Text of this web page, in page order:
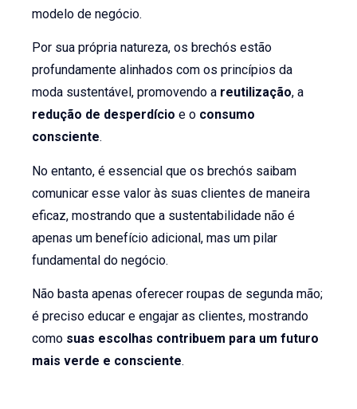
modelo de negócio.
Por sua própria natureza, os brechós estão
profundamente alinhados com os princípios da
moda sustentável, promovendo a reutilização, a
redução de desperdício e o consumo
consciente.
No entanto, é essencial que os brechós saibam
comunicar esse valor às suas clientes de maneira
eficaz, mostrando que a sustentabilidade não é
apenas um benefício adicional, mas um pilar
fundamental do negócio.
Não basta apenas oferecer roupas de segunda mão;
é preciso educar e engajar as clientes, mostrando
como suas escolhas contribuem para um futuro
mais verde e consciente.